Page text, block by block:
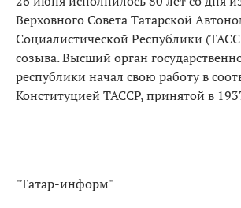
Верховного Совета Татарской
Социалистической Республики
созыва. Высший орган
республики начал свою работу в
Конституцией ТАССР, принятой в
"Татар-информ"